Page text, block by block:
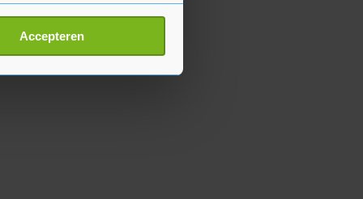
detailgedeelte
Accepteren